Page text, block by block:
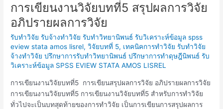
การเขียนงานวิจัยบทที่5 สรุปผลการวิจัย
อภิปรายผลการวิจัย
รับทำวิจัย รับจ้างทำวิจัย รับทำวิทยานิพนธ์ รับวิเคราะห์ข้อมูล spss
eview stata amos lisrel,วิจัยบทที่ 5, เทคนิคการทำวิจัย รับทำวิจัย
จ้างทำวิจัย ปรึกษาการรับทำวิทยานิพนธ์ ปรึกษาการทำดุษฎีนิพนธ์ รับ
วิเคราะห์ข้อมูล SPSS EVIEW STATA AMOS LISREL
การเขียนงานวิจัยบทที่5 การเขียนสรุปผลการวิจัย อภิปรายผลการวิจัย
การเขียนงานวิจัยบทที่5 การเขียนงานวิจัยบทที่5 สำหรับการทำวิจัย
ทั่วไปจะเป็นบทสุดท้ายของการทำวิจัย เป็นการเขียนการสรุปผลการ
การ
เขียน
งาน
วิจัย
บท
ที่5
ผล
การ
วิจัย